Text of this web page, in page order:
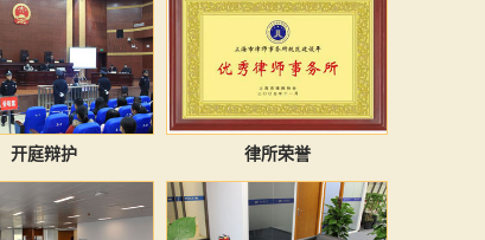
开庭辩护 律所荣誉